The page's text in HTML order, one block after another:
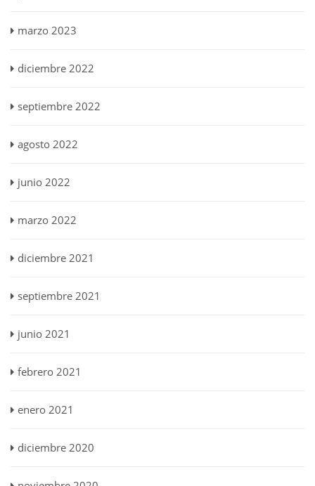
marzo 2023
diciembre 2022
septiembre 2022
agosto 2022
junio 2022
marzo 2022
diciembre 2021
septiembre 2021
junio 2021
febrero 2021
enero 2021
diciembre 2020